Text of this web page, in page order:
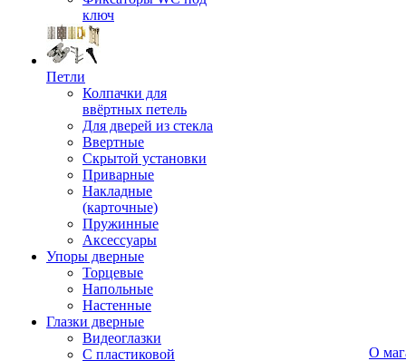
ключ
Петли
Колпачки для
ввёртных петель
Для дверей из стекла
Ввертные
Скрытой установки
Приварные
Накладные
(карточные)
Пружинные
Аксессуары
Упоры дверные
Торцевые
Напольные
Настенные
Глазки дверные
Видеоглазки
С пластиковой
О